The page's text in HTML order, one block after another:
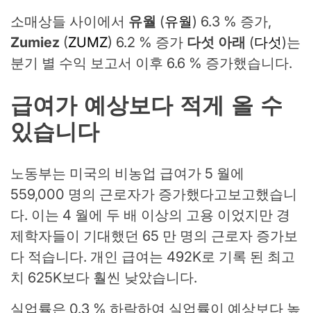
소매상들 사이에서 유월 (유월) 6.3 % 증가,
Zumiez (ZUMZ) 6.2 % 증가 다섯 아래 (다섯)는
분기 별 수익 보고서 이후 6.6 % 증가했습니다.
급여가 예상보다 적게 올 수
있습니다
노동부는 미국의 비농업 급여가 5 월에
559,000 명의 근로자가 증가했다고보고했습니
다. 이는 4 월에 두 배 이상의 고용 이었지만 경
제학자들이 기대했던 65 만 명의 근로자 증가보
다 적습니다. 개인 급여는 492K로 기록 된 최고
치 625K보다 훨씬 낮았습니다.
실업률은 0.3 % 하락하여 실업률이 예상보다 높